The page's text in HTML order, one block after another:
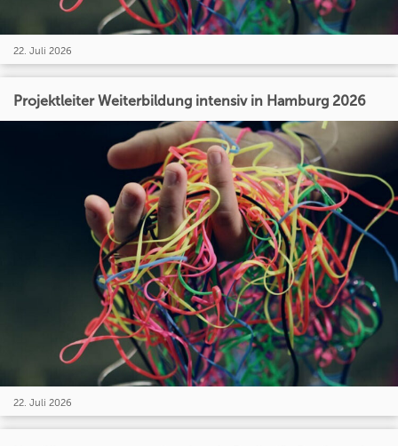
22. Juli 2026
Projektleiter Weiterbildung intensiv in Hamburg 2026
22. Juli 2026